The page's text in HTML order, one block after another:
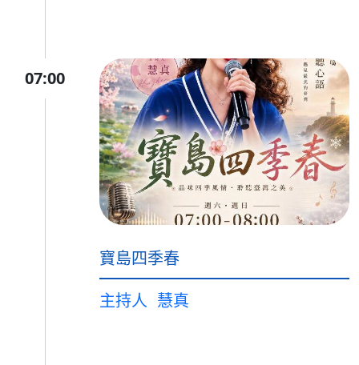
07:00
寶島四季春
主持人 慧真